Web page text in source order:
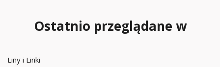
Ostatnio przeglądane w
Liny i Linki